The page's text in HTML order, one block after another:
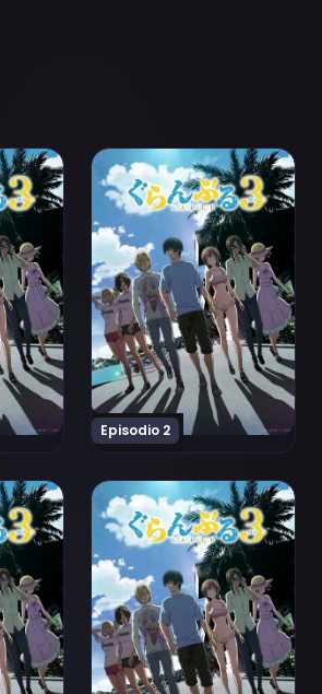
3 Episodio 1
Episodio 2
Ver Grand Blue Season 3
3 Episodio 3
Ver Grand Blue Season 3